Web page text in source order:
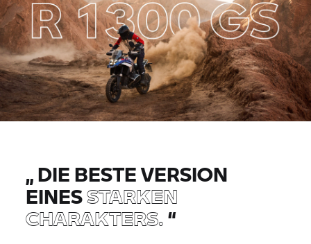
„DIE BESTE VERSION
EINESSTARKEN
CHARAKTERS.“